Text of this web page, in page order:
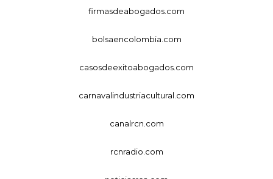
firmasdeabogados.com
bolsaencolombia.com
casosdeexitoabogados.com
carnavalindustriacultural.com
canalrcn.com
rcnradio.com